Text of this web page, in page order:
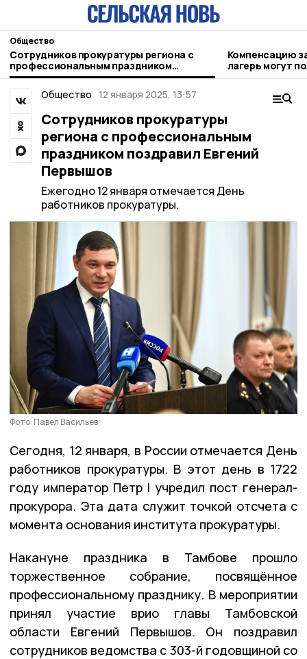
Общество
Сотрудников прокуратуры региона с
профессиональным праздником
поздравил Евгений Первышов
Компенсацию
лагерь могут
родители
Общество 12 января 2025, 13:57
Сотрудников прокуратуры
региона с профессиональным
праздником поздравил Евгений
Первышов
Ежегодно 12 января отмечается День
работников прокуратуры.
Фото: Павел Васильев
Сегодня, 12 января, в России отмечается День
работников прокуратуры. В этот день в 1722
году император Петр I учредил пост генерал-
прокурора. Эта дата служит точкой отсчета с
момента основания института прокуратуры.
Накануне праздника в Тамбове прошло
торжественное собрание, посвящённое
профессиональному празднику. В мероприятии
принял участие врио главы Тамбовской
области Евгений Первышов. Он поздравил
сотрудников ведомства с 303-й годовщиной со